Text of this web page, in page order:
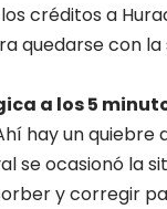
créditos a
quedarse con la
a los 5
hay un quiebre
se ocasionó la
y corregir